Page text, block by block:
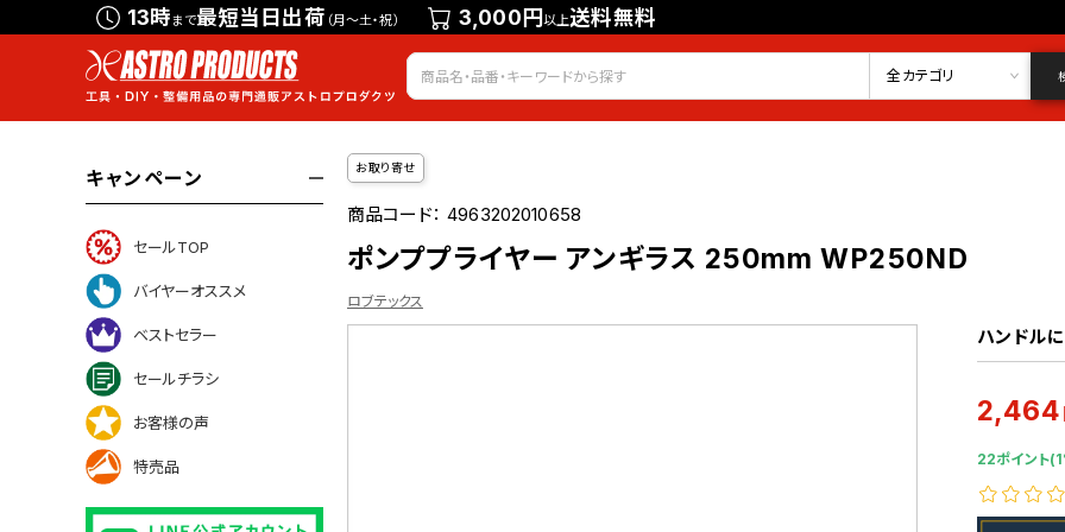
13時まで最短当日出荷 （月～土・祝） 3,000円以上送料無料
会員登録 ログイン
お気に入り
全カテゴリ
キャンペーン
セールTOP
バイヤーオススメ
ベストセラー
セールチラシ
お客様の声
特売品
お取り寄せ
商品コード：4963202010658
ポンププライヤー アンギラス 250mm WP250ND
ロブテックス
ハンドル
2,464
22ポイント